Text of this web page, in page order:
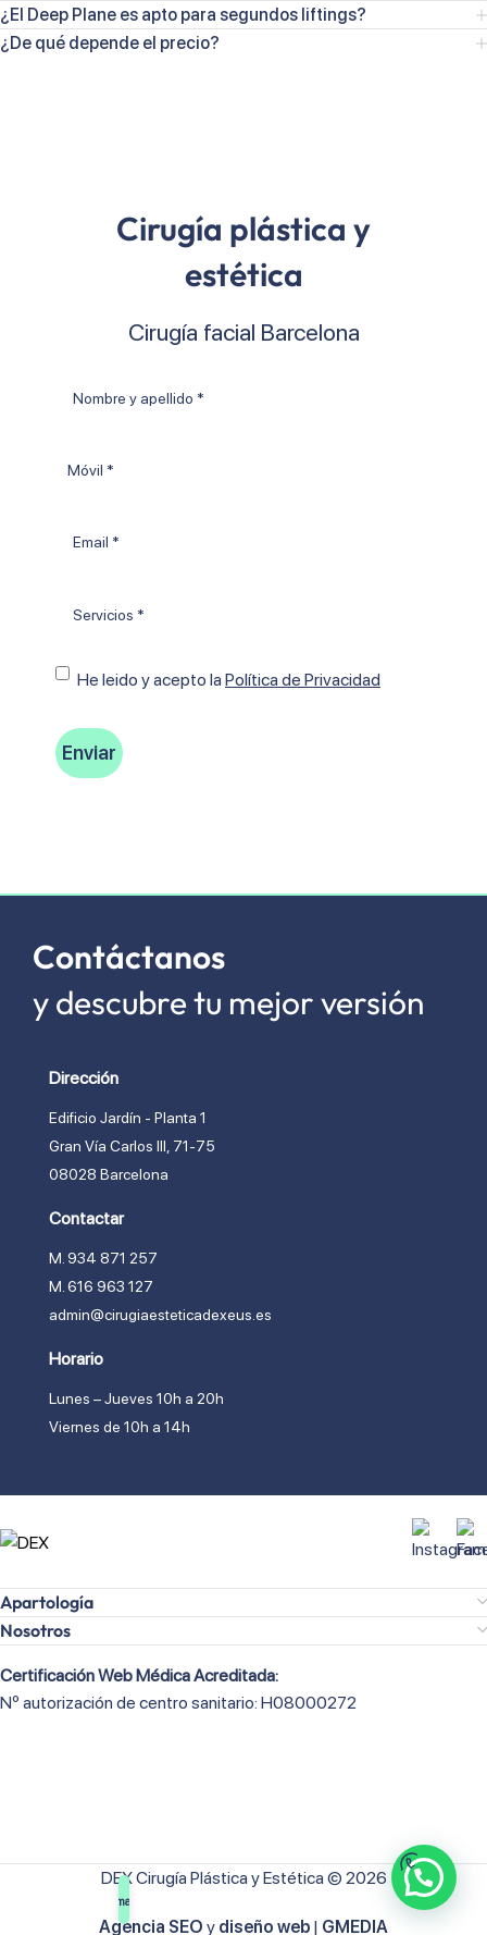
¿El Deep Plane es apto para segundos liftings?
¿De qué depende el precio?
Cirugía plástica y
estética
Cirugía facial Barcelona
Consentimiento
He leido y acepto Ia Política de Privacidad
Contáctanos
y descubre tu mejor versión
Dirección
Edificio Jardín - Planta 1
Gran Vía Carlos lll, 71-75
08028 Barcelona
Contactar
M. 934 871 257
M. 616 963 127
admin@cirugiaesteticadexeus.es
Horario
Lunes – Jueves 10h a 20h
Viernes de 10h a 14h
Apartología
Nosotros
Certificación Web Médica Acreditada:
Nº autorización de centro sanitario: H08000272
DEX Cirugía Plástica y Estética © 2026
Agencia SEO y diseño web | GMEDIA
¡Llámanos!